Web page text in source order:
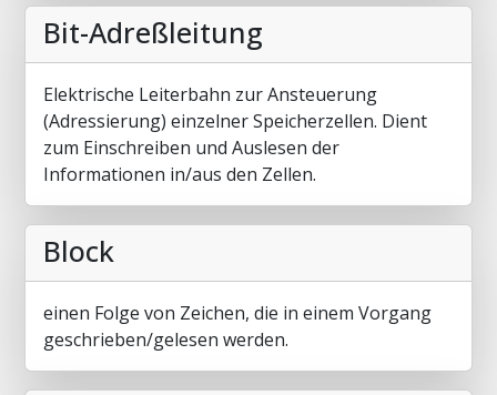
Bit-Adreßleitung
Elektrische Leiterbahn zur Ansteuerung
(Adressierung) einzelner Speicherzellen. Dient
zum Einschreiben und Auslesen der
Informationen in/aus den Zellen.
Block
einen Folge von Zeichen, die in einem Vorgang
geschrieben/gelesen werden.